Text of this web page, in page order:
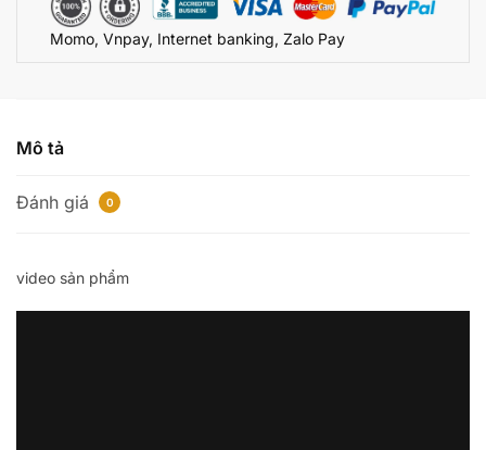
-
Nhánh
Sưởi
Momo, Vnpay, Internet banking, Zalo Pay
Mô tả
Đánh giá 0
video sản phẩm